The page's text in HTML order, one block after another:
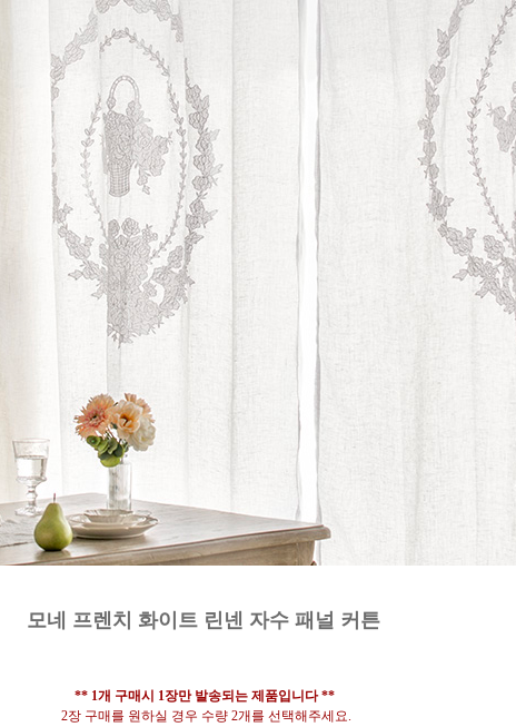
모네 프렌치 화이트 린넨 자수 패널 커튼
** 1개 구매시 1장만 발송되는 제품입니다 **
2장 구매를 원하실 경우 수량 2개를 선택해주세요.